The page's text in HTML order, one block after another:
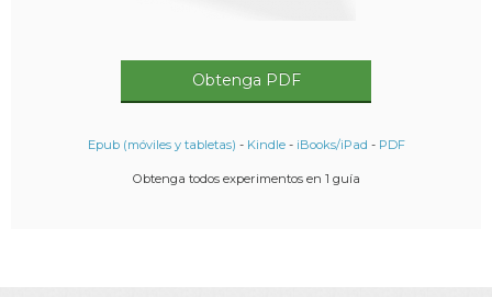
Obtenga PDF
Epub (móviles y tabletas) - Kindle- iBooks/iPad - PDF
Obtenga todos experimentos en 1 guía